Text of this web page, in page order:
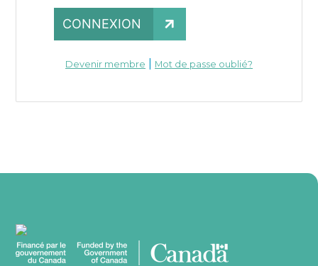
CONNEXION
Devenir membre Mot de passe oublié?